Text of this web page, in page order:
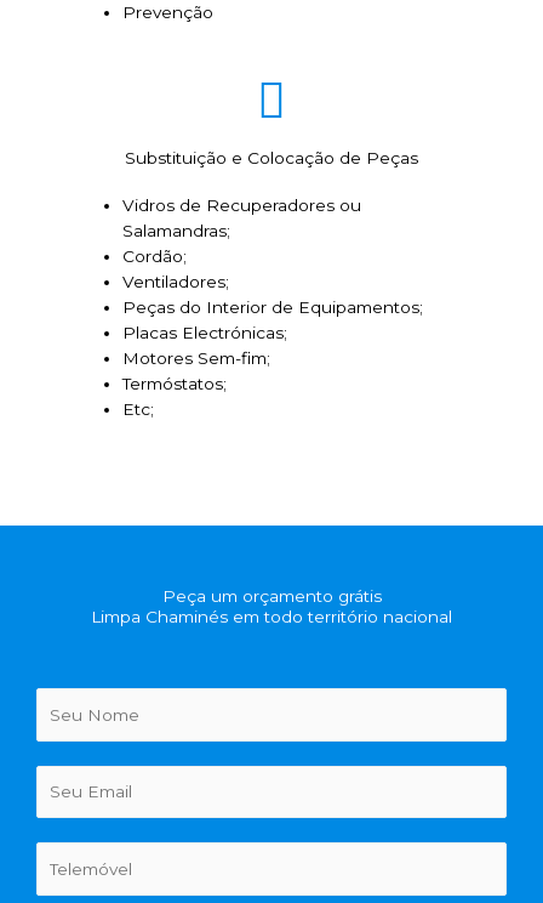
Prevenção
Substituição e Colocação de Peças
Vidros de Recuperadores ou
Salamandras;
Cordão;
Ventiladores;
Peças do Interior de Equipamentos;
Placas Electrónicas;
Motores Sem-fim;
Termóstatos;
Etc;
Peça um orçamento grátis
Limpa Chaminés em todo território nacional